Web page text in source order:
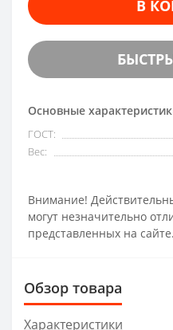
В
Основные
ГОСТ:
Вес:
Внимание!
могут незначительно
представленных на сайте.
Обзор товара
Характеристики